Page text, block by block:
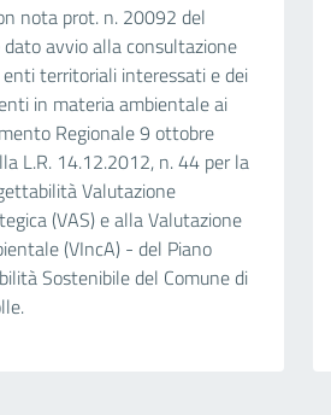
nota prot. n. 20092 del
avvio alla consultazione
territoriali interessati e dei
in materia ambientale ai
Regionale 9 ottobre
L.R. 14.12.2012, n. 44 per la
Valutazione
(VAS) e alla Valutazione
(VIncA) - del Piano
Sostenibile del Comune di